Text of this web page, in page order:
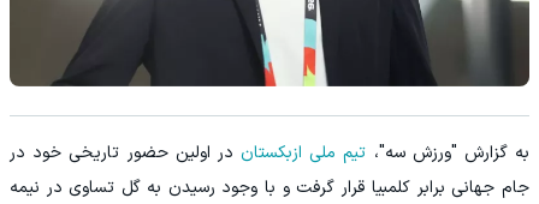
به گزارش "ورزش سه"، تیم ملی ازبکستان در اولین حضور تاریخی خود در
جام جهانی برابر کلمبیا قرار گرفت و با وجود رسیدن به گل تساوی در نیمه